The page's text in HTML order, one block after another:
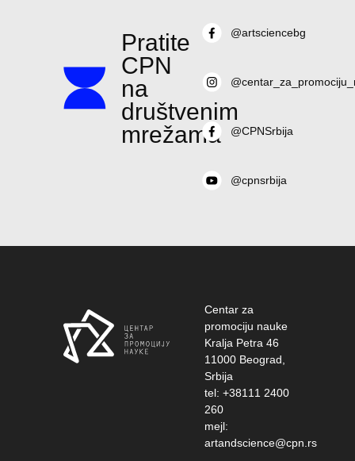
Pratite
CPN
na
društvenim
mrežama
@artsciencebg
@CPNSrbija
@cpnsrbija
Centar za
promociju nauke
Kralja Petra 46
11000 Beograd,
Srbija
tel: +38111 2400
260
mejl:
artandscience@cpn.rs